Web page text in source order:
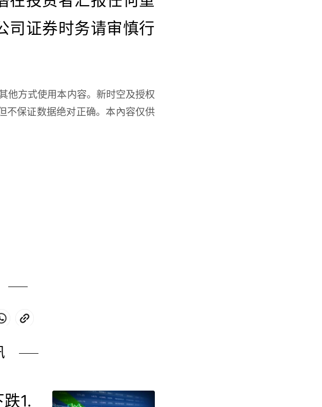
司证券时务请审慎行
他方式使用本内容。新时空及授权
不保证数据绝对正确。本內容仅供
WhatsApp
1.